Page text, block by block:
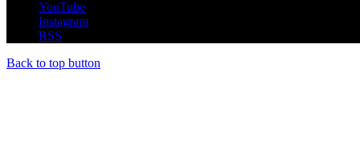
YouTube
Instagram
RSS
Back to top button